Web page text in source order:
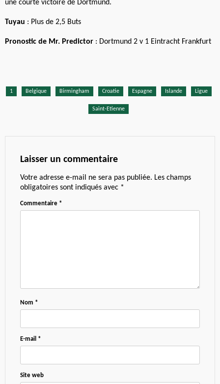
une courte victoire de Dortmund.
Tuyau : Plus de 2,5 Buts
Pronostic de Mr. Predictor : Dortmund 2 v 1 Eintracht Frankfurt
1 Belgique Birmingham Croatie Espagne Islande Ligue
Saint-Etienne
Laisser un commentaire
Votre adresse e-mail ne sera pas publiée. Les champs
obligatoires sont indiqués avec *
Commentaire *
Nom *
E-mail *
Site web